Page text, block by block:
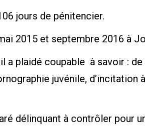
jours de pénitencier.
2015 et septembre 2016 à
a plaidé coupable à savoir :
juvénile, d’incitation
délinquant à contrôler pour